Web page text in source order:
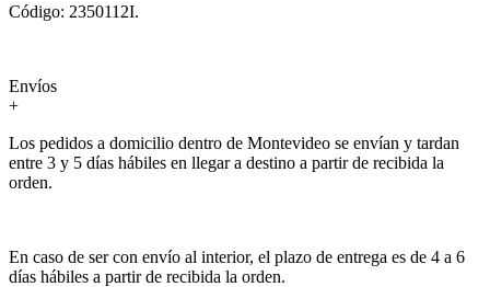
Código: 2350112I.
Envíos
+
Los pedidos a domicilio dentro de Montevideo se envían y tardan
entre 3 y 5 días hábiles en llegar a destino a partir de recibida la
orden.
En caso de ser con envío al interior, el plazo de entrega es de 4 a 6
días hábiles a partir de recibida la orden.